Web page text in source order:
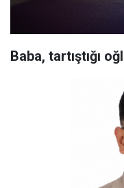
Baba, tartıştığı